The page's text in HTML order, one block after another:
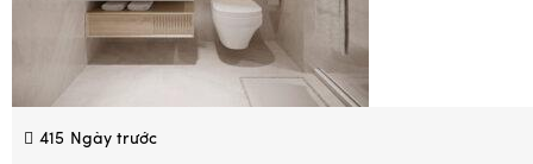
415 Ngày trước